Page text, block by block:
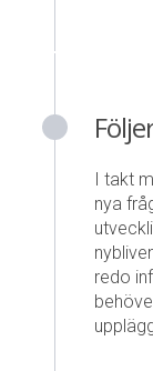
I takt
nya
redo